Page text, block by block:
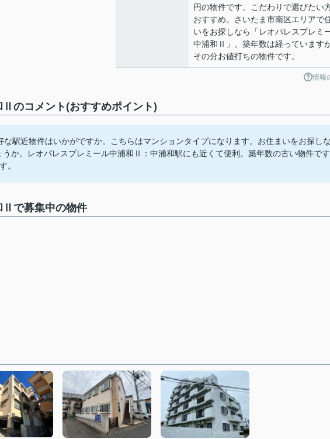
円の物件です。こだわりで選びたい
おすすめ。さいたま市南区エリアで
いをお探しなら「レオパレスプレミ
中浦和Ⅱ」。築年数は経っていますが
その分お値打ちの物件です。
情報
Ⅱのコメント(おすすめポイント)
駅近物件はいかがですか。こちらはマンションタイプになります。お住まいをお探しな
か。レオパレスプレミール中浦和Ⅱ：中浦和駅にも近くて便利。築年数の古い物件です
。
Ⅱで募集中の物件